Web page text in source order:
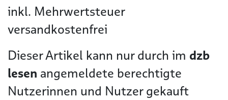
inkl. Mehrwertsteuer
versandkostenfrei
Dieser Artikel kann nur durch im dzb
lesen angemeldete berechtigte
Nutzerinnen und Nutzer gekauft